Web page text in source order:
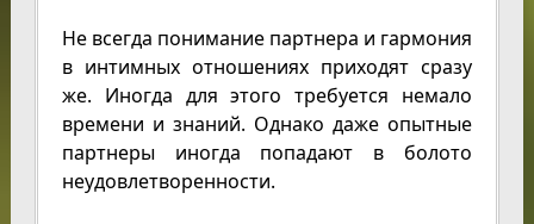
Не всегда понимание партнера и гармония
в интимных отношениях приходят сразу
же. Иногда для этого требуется немало
времени и знаний. Однако даже опытные
партнеры иногда попадают в болото
неудовлетворенности.